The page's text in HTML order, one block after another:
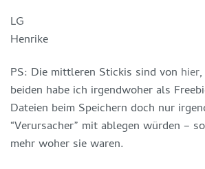
LG
Henrike
PS: Die mittleren Stickis sind von hier
beiden habe ich irgendwoher als
Dateien beim Speichern doch nur
“Verursacher” mit ablegen würden –
mehr woher sie waren.